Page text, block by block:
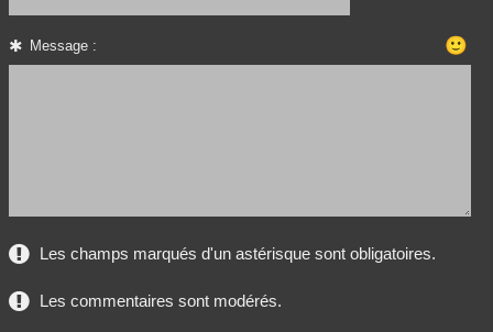
Message : 🙂
Les champs marqués d'un astérisque sont obligatoires.
Les commentaires sont modérés.